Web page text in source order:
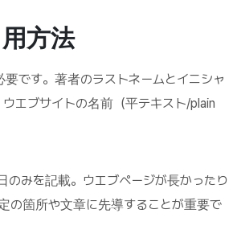
方法
です。著者のラストネームとイニシャ
ウエブサイトの名前（平テキスト/plain
みを記載。ウエブページが長かったり
の箇所や文章に先導することが重要で